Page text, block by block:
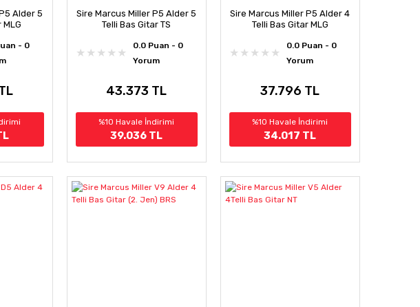
Alder 5
- 0
Sire Marcus Miller P5 Alder 5
Telli Bas Gitar TS
0.0 Puan - 0
Yorum
43.373 TL
%10 Havale İndirimi
39.036 TL
Sire Marcus Miller P5 Alder 4
Telli Bas Gitar MLG
0.0 Puan - 0
Yorum
37.796 TL
%10 Havale İndirimi
34.017 TL